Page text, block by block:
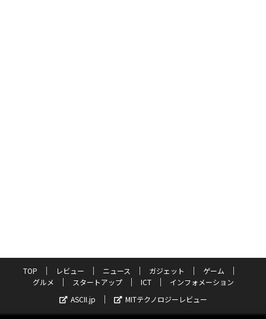
TOP レビュー ニュース ガジェット
ゲーム
グルメ
スタートアップ ICT
インフォメーション
ASCII.jp
MITテクノロジーレビュー